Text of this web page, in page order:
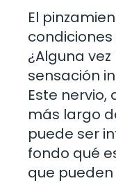
El
¿Alguna
sensación
Este
más largo
puede ser
fondo qué
que